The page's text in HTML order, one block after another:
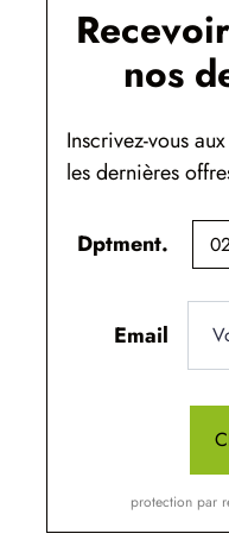
nos
Inscrivez-vous
les dernières
Dptment. 02
Email
protection par